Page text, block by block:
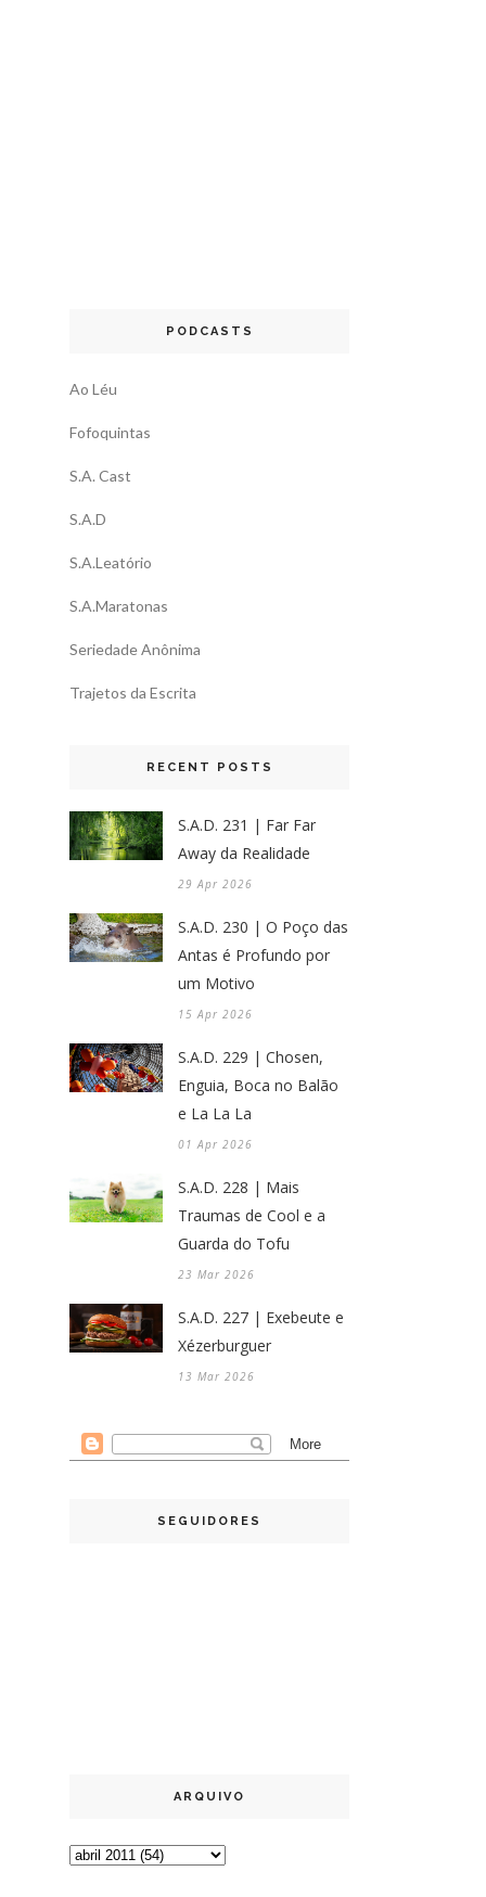
PODCASTS
Ao Léu
Fofoquintas
S.A. Cast
S.A.D
S.A.Leatório
S.A.Maratonas
Seriedade Anônima
Trajetos da Escrita
RECENT POSTS
S.A.D. 231 | Far Far
Away da Realidade
29 Apr 2026
S.A.D. 230 | O Poço das
Antas é Profundo por
um Motivo
15 Apr 2026
S.A.D. 229 | Chosen,
Enguia, Boca no Balão
e La La La
01 Apr 2026
S.A.D. 228 | Mais
Traumas de Cool e a
Guarda do Tofu
23 Mar 2026
S.A.D. 227 | Exebeute e
Xézerburguer
13 Mar 2026
SEGUIDORES
ARQUIVO